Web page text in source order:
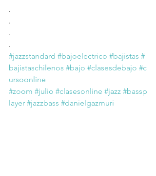
.
.
.
.
#jazzstandard #bajoelectrico #bajistas #
bajistaschilenos #bajo #clasesdebajo #c
ursoonline
#zoom #julio #clasesonline #jazz #bassp
layer #jazzbass #danielgazmuri